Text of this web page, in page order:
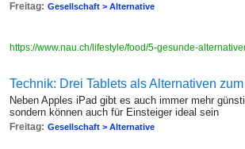
Freitag: Gesellschaft > Alternative
https://www.nau.ch/lifestyle/food/5-gesunde-
Technik: Drei Tablets als Alternativen zum
Neben Apples iPad gibt es auch immer mehr
sondern können auch für Einsteiger ideal sein
Freitag: Gesellschaft > Alternative